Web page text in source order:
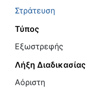
Στράτευση
Τύπος
Εξωστρεφής
Λήξη Διαδικασίας
Αόριστη